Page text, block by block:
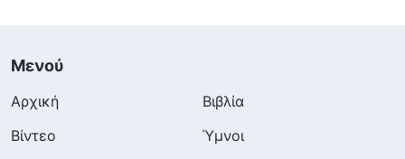
Μενού
Αρχική
Βιβλία
Βίντεο
Ύμνοι